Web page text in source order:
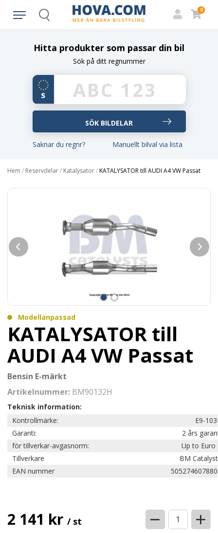
Search
0
Hitta produkter som passar din bil
Sök på ditt regnummer
Saknar du regnr? Manuellt bilval via lista
Hem / Reservdelar/ Katalysator/KATALYSATOR till AUDI A4 VW Passat
Modellanpassad
KATALYSATOR till
AUDI A4 VW Passat
Bensin E-märkt
Artikelnummer: BM90132H
Teknisk information:
Kontrollmärke:
E9-
Garanti:
2 års
för tillverkar-avgasnorm:
Up to Euro
Tillverkare
BM
EAN nummer
2 141 kr / st − +